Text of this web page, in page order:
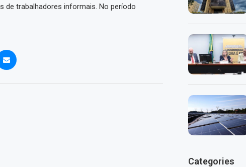
de trabalhadores informais. No período
Categories